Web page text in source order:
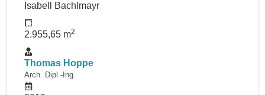
Isabell Bachlmayr
2.955,65 m2
Thomas Hoppe
Arch. Dipl.-Ing.